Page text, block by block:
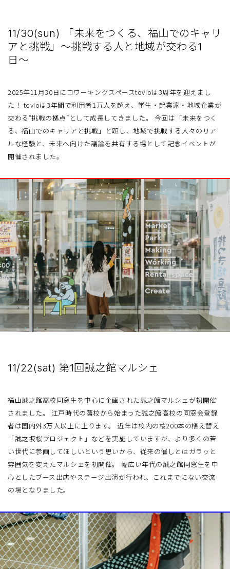
11/30(sun) 「未来をつくる、福山でのキャリ
アと挑戦」〜挑戦する人と地域が交わる1
日〜
2025年11月30日にコワーキングスペースtovioは3周年を迎えまし
た！ tovioは3年間で利用者1万人を超え、学生・起業家・地域企業が
交わる“挑戦の拠点”として成長してきました。 今回は「未来をつく
る、福山でのキャリアと挑戦」と題し、地域で挑戦する人々のリア
ルな経験と、未来へ向けた議論を共有する場として記念イベントが
開催されました。
11/22(sat) 第1回誠之館マルシェ
福山誠之館高校同窓生を中心に企画された誠之館マルシェが初開催
されました。 江戸時代の藩校から始まった誠之館高校の同窓会登録
者は国内外3万人以上に上ります。 近年は校内の桜200本の植え替え
「誠之坂桜プロジェクト」などを実施していますが、より多くの若
い世代に参画してほしいという思いから、従来の催しとはガラッと
雰囲気を変えたマルシェを初開催。 幅広い年代の誠之館同窓生を中
心としたブース出店やステージ出演が行われ、これまでにない交流
の場となりました。